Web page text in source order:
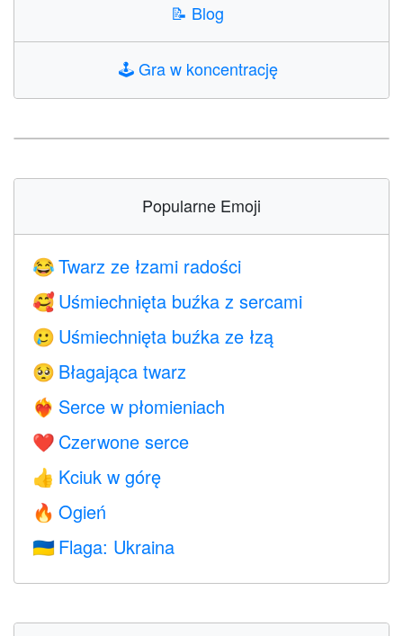
📝 Blog
🕹️Gra w koncentrację
Popularne Emoji
😂 Twarz ze łzami radości
🥰 Uśmiechnięta buźka z sercami
🥲 Uśmiechnięta buźka ze łzą
🥺 Błagająca twarz
❤️‍🔥 Serce w płomieniach
❤️ Czerwone serce
👍 Kciuk w górę
🔥 Ogień
🇺🇦 Flaga: Ukraina